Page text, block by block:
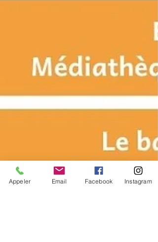
Appeler Email Facebook Instagram